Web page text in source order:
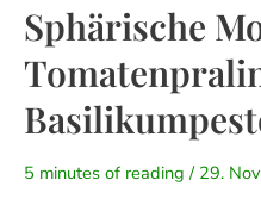
Sphärische
5 minutes of reading / 29.